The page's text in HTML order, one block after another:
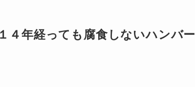
４年経っても腐食しないハンバー